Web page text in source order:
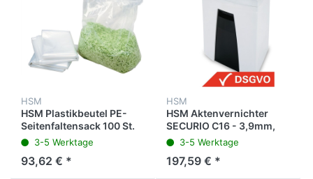
HSM
HSM Plastikbeutel PE-
Seitenfaltensack 100 St.
für P36, P40, 390.3/.2/.1,
3-5 Werktage
93,62 € *
HSM
HSM Aktenvernichter
SECURIO C16 - 3,9mm,
Streifenschnitt, 12-14
3-5 Werktage
197,59 € *